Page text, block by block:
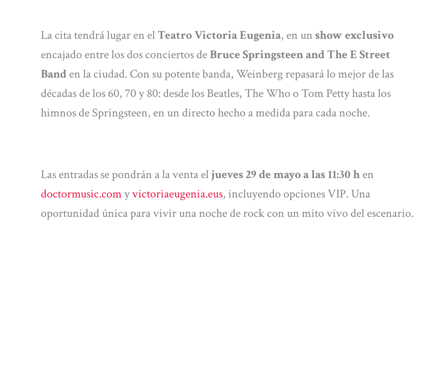
La cita tendrá lugar en elTeatro Victoria Eugenia, en unshow exclusivo
encajado entre los dos conciertos deBruce Springsteen and The E Street
Banden la ciudad. Con su potente banda, Weinberg repasará lo mejor de las
décadas de los 60, 70 y 80: desde los Beatles, The Who o Tom Petty hasta los
himnos de Springsteen, en un directo hecho a medida para cada noche.
Las entradas se pondrán a la venta eljueves 29 de mayo a las 11:30 hen
doctormusic.comyvictoriaeugenia.eus, incluyendo opciones VIP. Una
oportunidad única para vivir una noche de rock con un mito vivo del escenario.